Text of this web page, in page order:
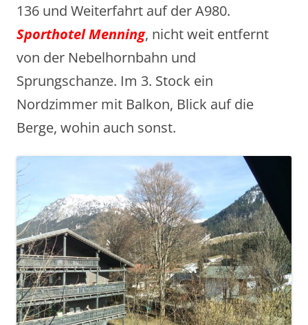
136 und Weiterfahrt auf der A980.
SporthotelMenning, nicht weit entfernt
von der Nebelhornbahn und
Sprungschanze. Im 3. Stock ein
Nordzimmer mit Balkon, Blick auf die
Berge, wohin auch sonst.